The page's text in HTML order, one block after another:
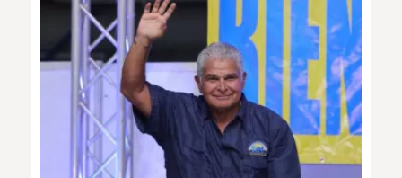
MULTIMEDIA